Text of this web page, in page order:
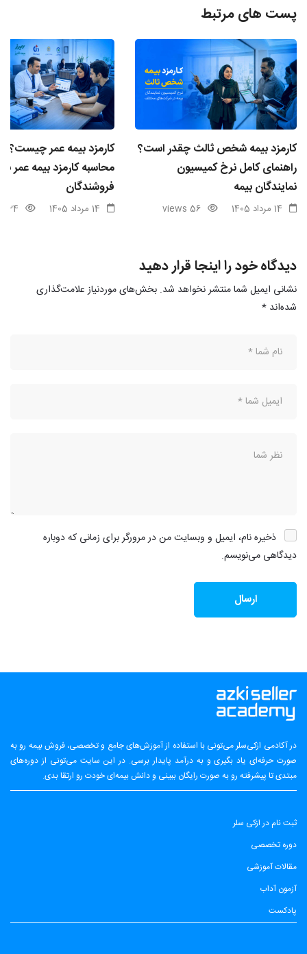
پست های مرتبط
کارمزد بیمه شخص ثالث چقدر است؟
راهنمای کامل نرخ کمیسیون
نمایندگان بیمه
14 مرداد 1405 56 views
کارمزد بیمه عمر چیست؟
محاسبه کارمزد بیمه عمر
فروشندگان
14 مرداد 1405 24 views
دیدگاه خود را اینجا قرار دهید
نشانی ایمیل شما منتشر نخواهد شد. بخش‌های موردنیاز علامت‌گذاری
شده‌اند *
ذخیره نام، ایمیل و وبسایت من در مرورگر برای زمانی که دوباره
دیدگاهی می‌نویسم.
در آکادمی ازکی‌سلر می‌تونی با استفاده از آموزش‌های جامع و تخصصی، فروش بیمه رو به
صورت حرفه‌ای یاد بگیری و به درآمد پایدار برسی. در این سایت می‌تونی از دوره‌های
مبتدی تا پیشرفته رو به صورت رایگان ببینی و دانش بیمه‌ای خودت رو ارتقا بدی.
ثبت نام در ازکی سلر
دوره تخصصی
مقالات آموزشی
آزمون آداب
پادکست